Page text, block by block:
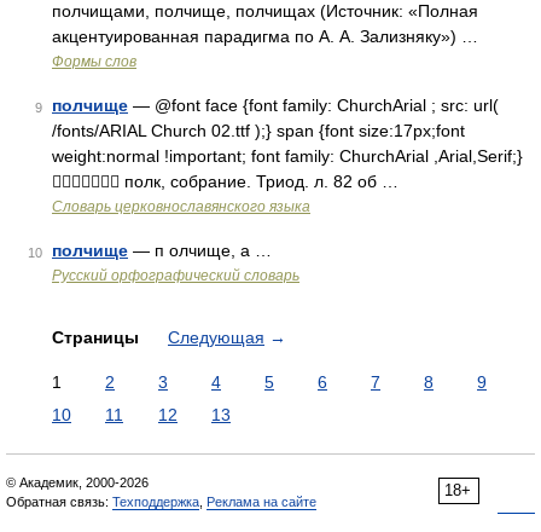
полчищами, полчище, полчищах (Источник: «Полная
акцентуированная парадигма по А. А. Зализняку») …
Формы слов
9 полчище — @font face {font family: ChurchArial ; src: url(
/fonts/ARIAL Church 02.ttf );} span {font size:17px;font
weight:normal !important; font family: ChurchArial ,Arial,Serif;}
 полк, собрание. Триод. л. 82 об …
Словарь церковнославянского языка
10 полчище — п олчище, а …
Русский орфографический словарь
Страницы Следующая →
1 2 3 4 5 6 7 8
9
10
11 12 13
18+
© Академик, 2000-2026
Обратная связь: Техподдержка Реклама на сайте